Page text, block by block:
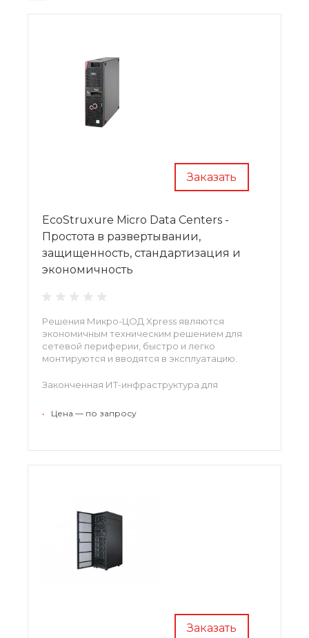
Заказать
EcoStruxure Micro Data Centers -
Простота в развертывании,
защищенность, стандартизация и
экономичность
Решения Микро-ЦОД Xpress являются
экономичным техническим решением для
сетевой периферии, быстро и легко
монтируются и вводятся в эксплуатацию.
Законченная ИТ-инфраструктура для
специализированном защищенном корпусе.
• Цена — по запросу
Заказать